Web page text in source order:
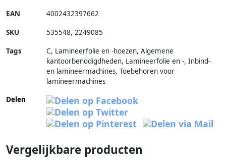
EAN 4002432397662
SKU 535548, 2249085
Tags
C, Lamineerfolie en -hoezen, Algemene
kantoorbenodigdheden, Lamineerfolie en -, Inbind-
en lamineermachines, Toebehoren voor
lamineermachines
Delen
Vergelijkbare producten